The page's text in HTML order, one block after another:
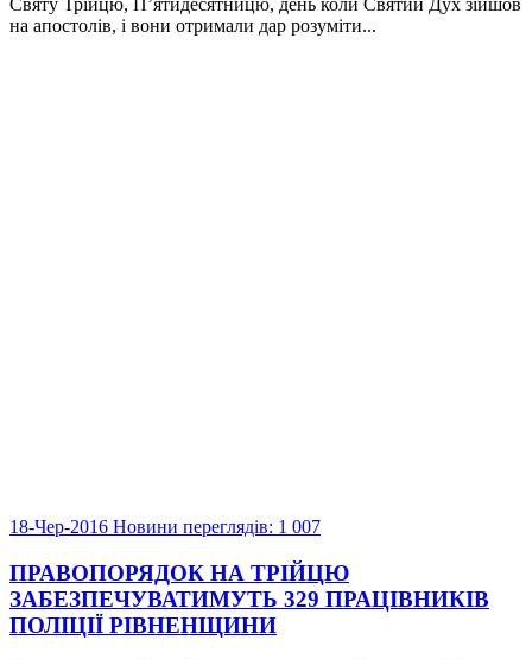
Святу Трійцю, П’ятидесятницю, день коли Святий Дух зійшов
на апостолів, і вони отримали дар розуміти...
18-Чер-2016 Новини переглядів: 1 007
ПРАВОПОРЯДОК НА ТРІЙЦЮ
ЗАБЕЗПЕЧУВАТИМУТЬ 329 ПРАЦІВНИКІВ
ПОЛІЦІЇ РІВНЕНЩИНИ